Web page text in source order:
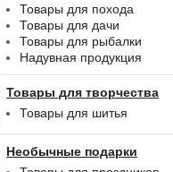
Товары для похода
Товары для дачи
Товары для рыбалки
Надувная продукция
Товары для творчества
Товары для шитья
Необычные подарки